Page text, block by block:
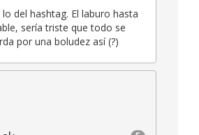
del hashtag. El laburo hasta
sería triste que todo se
por una boludez así (?)